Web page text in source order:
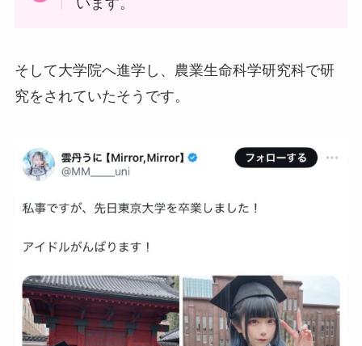
そして大学院へ進学し、農業生命科学研究科で研
究をされていたそうです。